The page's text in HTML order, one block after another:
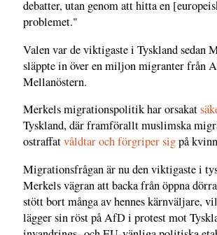
debatter, utan genom att hitta en
problemet."
Valen var de viktigaste i Tyskland sedan
släppte in över en miljon migranter från
Mellanöstern.
Merkels migrationspolitik har orsakat
Tyskland, där framförallt muslimska
ostraffatvåldtar och förgriper sigpå
Migrationsfrågan är nu den viktigaste i
Merkels vägran att backa från öppna
stött bort många av hennes kärnväljare,
lägger sin röst på AfD i protest mot